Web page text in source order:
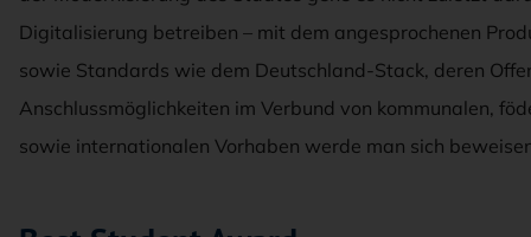
Digitalisierung betreiben – mit dem angesprochenen
sowie Standards wie dem Deutschland-Stack, deren
Anschlussmöglichkeiten im Verbund von kommunalen,
sowie internationalen Vorhaben werde man sich